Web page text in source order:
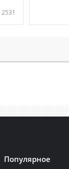
2531
Популярное